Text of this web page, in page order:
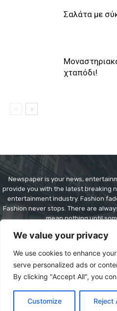
We value your privacy
We use cookies to enhance
serve personalized ads or
By clicking "Accept All", you
Customize Reject
Σαλάτα με
χταπόδι!
Newspaper is your news,
provide you with the latest breaking
entertainment industry. Fashion
Fashion never stops. There are
mean nothing until
Contact us:
© Copyright - Newspaper WordPress